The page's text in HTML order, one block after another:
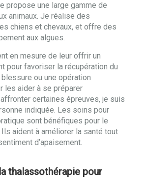
propose une large gamme de
animaux. Je réalise des
chiens et chevaux, et offre des
aux algues.
en mesure de leur offrir un
pour favoriser la récupération du
ou une opération
les aider à se préparer
certaines épreuves, je suis
indiquée. Les soins pour
sont bénéfiques pour le
aident à améliorer la santé tout
d’apaisement.
thalassothérapie pour